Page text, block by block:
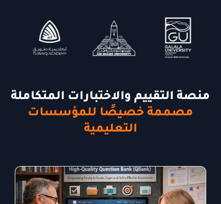
منصة التقييم والاختبارات المتكاملة
مصممة خصيصًا للمؤسسات
التعليمية